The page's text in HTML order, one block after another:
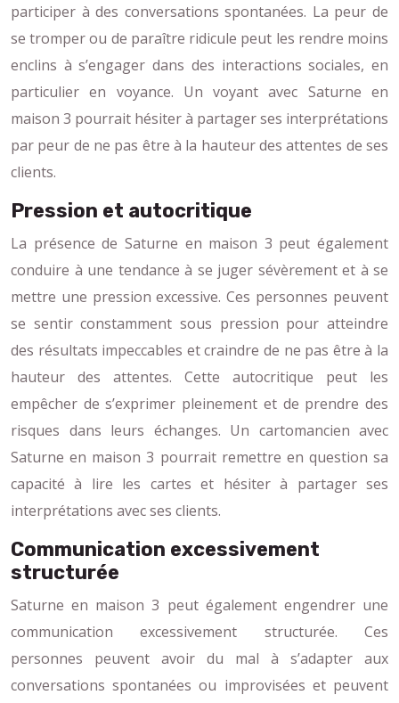
participer à des conversations spontanées. La peur de
se tromper ou de paraître ridicule peut les rendre moins
enclins à s’engager dans des interactions sociales, en
particulier en voyance. Un voyant avec Saturne en
maison 3 pourrait hésiter à partager ses interprétations
par peur de ne pas être à la hauteur des attentes de ses
clients.
Pression et autocritique
La présence de Saturne en maison 3 peut également
conduire à une tendance à se juger sévèrement et à se
mettre une pression excessive. Ces personnes peuvent
se sentir constamment sous pression pour atteindre
des résultats impeccables et craindre de ne pas être à la
hauteur des attentes. Cette autocritique peut les
empêcher de s’exprimer pleinement et de prendre des
risques dans leurs échanges. Un cartomancien avec
Saturne en maison 3 pourrait remettre en question sa
capacité à lire les cartes et hésiter à partager ses
interprétations avec ses clients.
Communication excessivement
structurée
Saturne en maison 3 peut également engendrer une
communication excessivement structurée. Ces
personnes peuvent avoir du mal à s’adapter aux
conversations spontanées ou improvisées et peuvent